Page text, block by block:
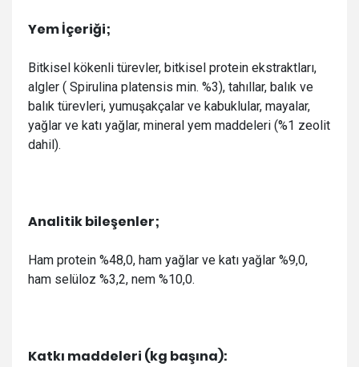
Yem İçeriği;
Bitkisel kökenli türevler, bitkisel protein ekstraktları,
algler ( Spirulina platensis min. %3), tahıllar, balık ve
balık türevleri, yumuşakçalar ve kabuklular, mayalar,
yağlar ve katı yağlar, mineral yem maddeleri (%1 zeolit
dahil).
Analitik bileşenler;
Ham protein %48,0, ham yağlar ve katı yağlar %9,0,
ham selüloz %3,2, nem %10,0.
Katkı maddeleri (kg başına):